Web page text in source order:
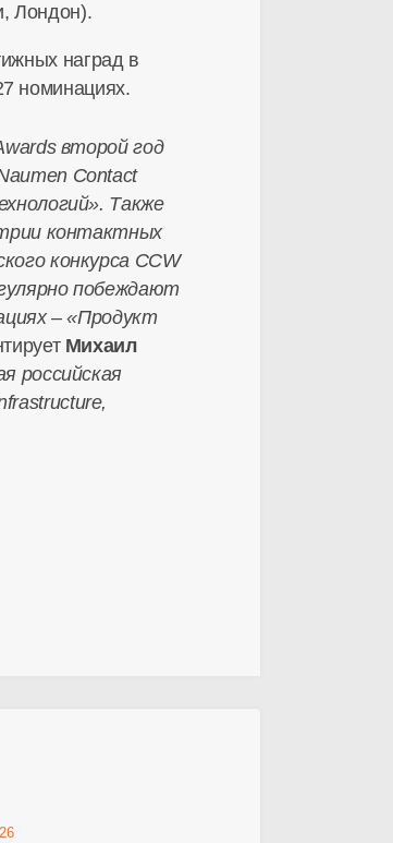
Лондон).
наград в
номинациях.
второй год
Contact
Также
контактных
конкурса CCW
побеждают
– «Продукт
Михаил
российская